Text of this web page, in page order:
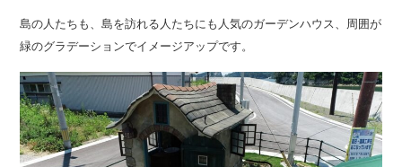
島の人たちも、島を訪れる人たちにも人気のガーデンハウス、周囲が
緑のグラデーションでイメージアップです。